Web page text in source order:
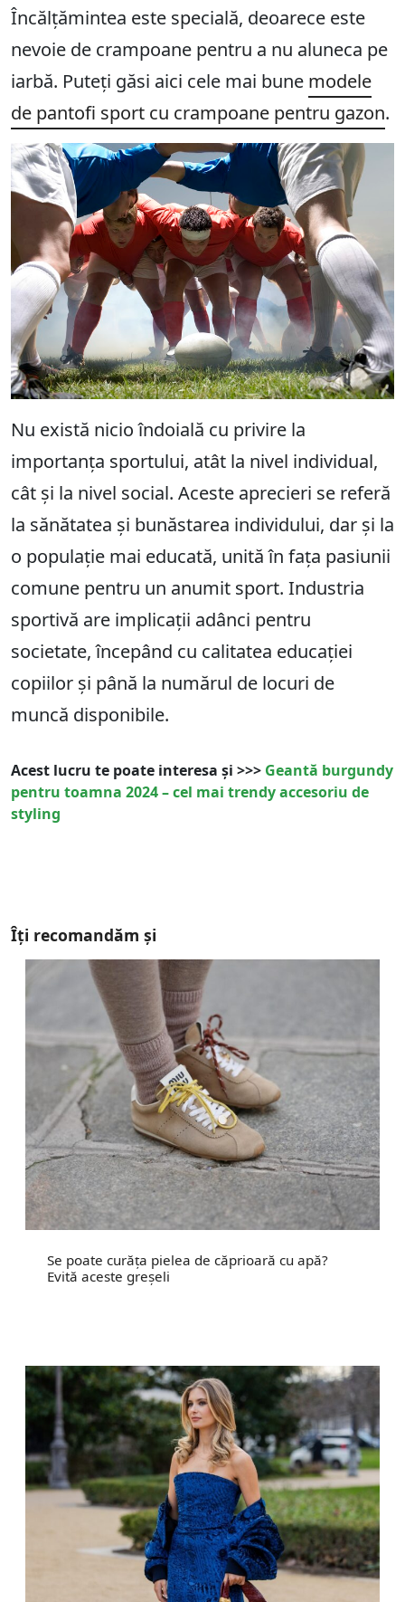
Încălțămintea este specială, deoarece este
nevoie de crampoane pentru a nu aluneca pe
iarbă. Puteți găsi aici cele mai bune modele
de pantofi sport cu crampoane pentru gazon.
Nu există nicio îndoială cu privire la
importanța sportului, atât la nivel individual,
cât și la nivel social. Aceste aprecieri se referă
la sănătatea și bunăstarea individului, dar și la
o populație mai educată, unită în fața pasiunii
comune pentru un anumit sport. Industria
sportivă are implicații adânci pentru
societate, începând cu calitatea educației
copiilor și până la numărul de locuri de
muncă disponibile.
Acest lucru te poate interesa și >>> Geantă burgundy
pentru toamna 2024 – cel mai trendy accesoriu de
styling
Îți recomandăm și
Se poate curăța pielea de căprioară cu apă?
Evită aceste greșeli